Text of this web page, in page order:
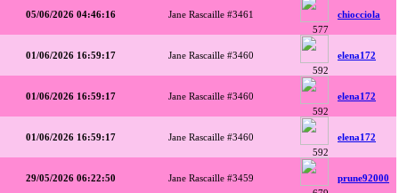
05/06/2026 04:46:16
Jane Rascaille #3461
577
chiocciola
01/06/2026 16:59:17
Jane Rascaille #3460
592
elena172
01/06/2026 16:59:17
Jane Rascaille #3460
592
elena172
01/06/2026 16:59:17
Jane Rascaille #3460
592
elena172
29/05/2026 06:22:50
Jane Rascaille #3459
prune92000